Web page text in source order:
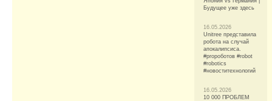
Будущее уже здесь
16.05.2026
Unitree представила
робота на случай
апокалипсиса.
#proроботов #robot
#robotics
#новоститехнологий
16.05.2026
10 000 ПРОБЛЕМ